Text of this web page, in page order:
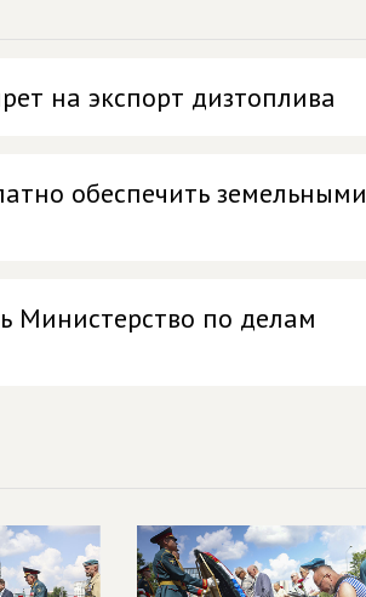
на экспорт дизтоплива
обеспечить земельными
Министерство по делам